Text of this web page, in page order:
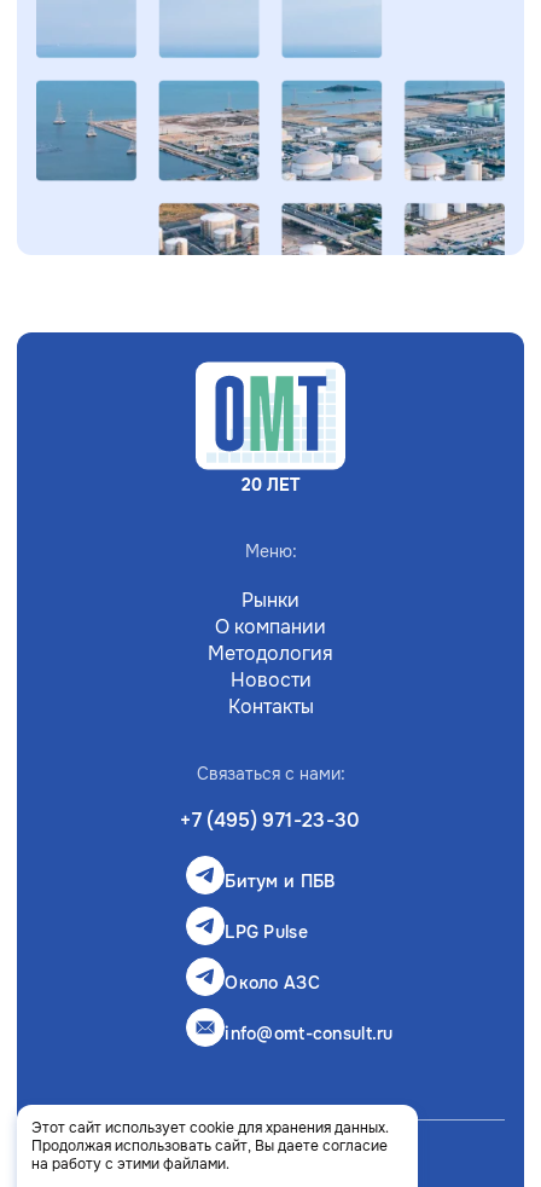
20 ЛЕТ
Меню:
Рынки
О компании
Методология
Новости
Контакты
Связаться с нами:
+7 (495) 971-23-30
Битум и ПБВ
LPG Pulse
Около АЗС
info@omt-consult.ru
Политика конфиденциальности
Этот сайт использует cookie для хранения данных.
Продолжая использовать сайт, Вы даете согласие
на работу с этими файлами.